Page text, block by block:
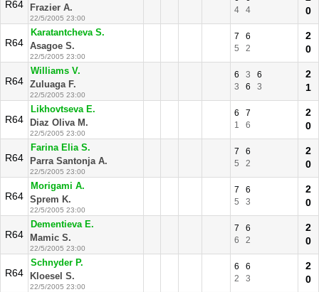
R64 Frazier A.
22/5/2005 23:00
4
4
0
R64
Karatantcheva S.
Asagoe S.
22/5/2005 23:00
7
6
5
2
2
0
R64
Williams V.
Zuluaga F.
22/5/2005 23:00
6 3
6
3
6 3
2
1
R64
Likhovtseva E.
Diaz Oliva M.
22/5/2005 23:00
6
7
1
6
2
0
R64
Farina Elia S.
Parra Santonja A.
22/5/2005 23:00
7
6
5
2
2
0
R64
Morigami A.
Sprem K.
22/5/2005 23:00
7
6
5
3
2
0
R64
Dementieva E.
Mamic S.
22/5/2005 23:00
7
6
6
2
2
0
R64
Schnyder P.
Kloesel S.
22/5/2005 23:00
6
6
2
3
2
0